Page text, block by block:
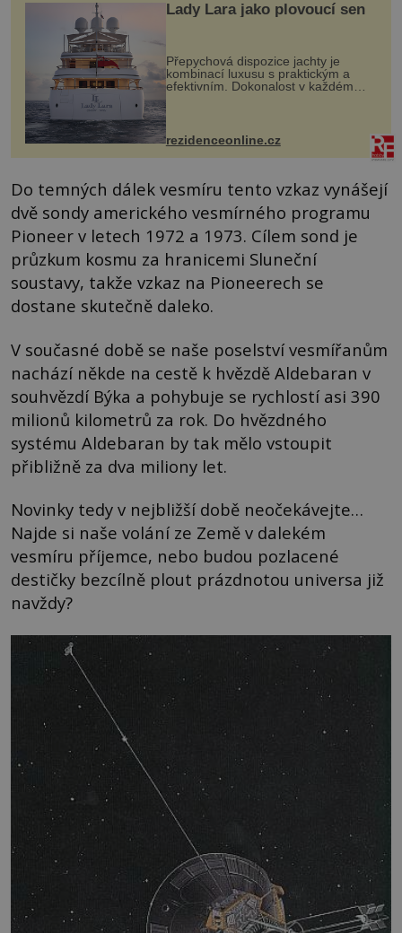
Lady Lara jako plovoucí sen
Přepychová dispozice jachty je
kombinací luxusu s praktickým a
efektivním. Dokonalost v každém
detailu představuje značka Fendi
Casa, kterou byly vybaveny její
paluby. Monacký přístav nabízí
každoročn...
rezidenceonline.cz
Do temných dálek vesmíru tento vzkaz vynášejí
dvě sondy amerického vesmírného programu
Pioneer v letech 1972 a 1973. Cílem sond je
průzkum kosmu za hranicemi Sluneční
soustavy, takže vzkaz na Pioneerech se
dostane skutečně daleko.
V současné době se naše poselství vesmířanům
nachází někde na cestě k hvězdě Aldebaran v
souhvězdí Býka a pohybuje se rychlostí asi 390
milionů kilometrů za rok. Do hvězdného
systému Aldebaran by tak mělo vstoupit
přibližně za dva miliony let.
Novinky tedy v nejbližší době neočekávejte…
Najde si naše volání ze Země v dalekém
vesmíru příjemce, nebo budou pozlacené
destičky bezcílně plout prázdnotou universa již
navždy?